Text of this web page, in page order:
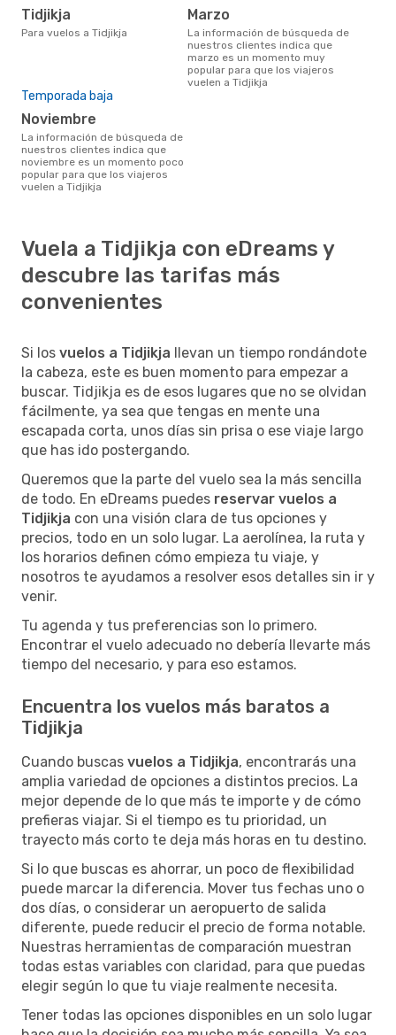
Tidjikja
Para vuelos a Tidjikja
marzo
La información de búsqueda de
nuestros clientes indica que
marzo es un momento muy
popular para que los viajeros
vuelen a Tidjikja
Temporada baja
noviembre
La información de búsqueda de
nuestros clientes indica que
noviembre es un momento poco
popular para que los viajeros
vuelen a Tidjikja
Vuela a Tidjikja con eDreams y
descubre las tarifas más
convenientes
Si los vuelos a Tidjikja llevan un tiempo rondándote
la cabeza, este es buen momento para empezar a
buscar. Tidjikja es de esos lugares que no se olvidan
fácilmente, ya sea que tengas en mente una
escapada corta, unos días sin prisa o ese viaje largo
que has ido postergando.
Queremos que la parte del vuelo sea la más sencilla
de todo. En eDreams puedes reservar vuelos a
Tidjikja con una visión clara de tus opciones y
precios, todo en un solo lugar. La aerolínea, la ruta y
los horarios definen cómo empieza tu viaje, y
nosotros te ayudamos a resolver esos detalles sin ir y
venir.
Tu agenda y tus preferencias son lo primero.
Encontrar el vuelo adecuado no debería llevarte más
tiempo del necesario, y para eso estamos.
Encuentra los vuelos más baratos a
Tidjikja
Cuando buscas vuelos a Tidjikja, encontrarás una
amplia variedad de opciones a distintos precios. La
mejor depende de lo que más te importe y de cómo
prefieras viajar. Si el tiempo es tu prioridad, un
trayecto más corto te deja más horas en tu destino.
Si lo que buscas es ahorrar, un poco de flexibilidad
puede marcar la diferencia. Mover tus fechas uno o
dos días, o considerar un aeropuerto de salida
diferente, puede reducir el precio de forma notable.
Nuestras herramientas de comparación muestran
todas estas variables con claridad, para que puedas
elegir según lo que tu viaje realmente necesita.
Tener todas las opciones disponibles en un solo lugar